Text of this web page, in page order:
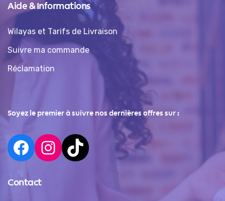
Aide & Informations
Wilayas et Tarifs de Livraison
Suivre ma commande
Réclamation
Soyez le premier à suivre nos dernières offres sur :
Contact